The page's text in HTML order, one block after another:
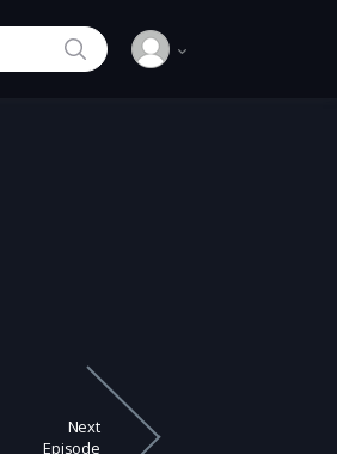
SEARCH
Next
Episode